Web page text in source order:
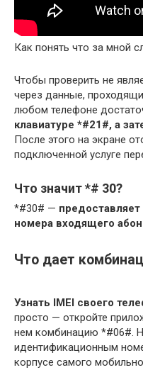
Как понять что за мной
Чтобы проверить не
через данные,
любом телефоне
клавиатуре *#21#, а
После этого на экране
подключенной услуге
Что значит *# 30?
*#30# —
номера входящего
Что дает
Узнать IMEI своего
просто — откройте
нем комбинацию *#06#.
идентификационным
корпусе самого